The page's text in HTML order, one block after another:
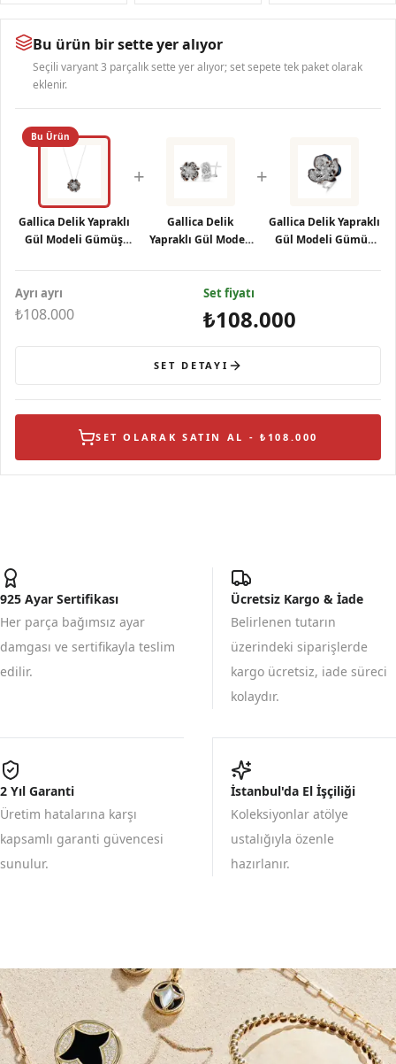
Bu ürün bir sette yer alıyor
Seçili varyant 3 parçalık sette yer alıyor; set sepete tek paket olarak
eklenir.
Bu Ürün
Gallica Delik Yapraklı
Gül Modeli Gümüş
+
Gallica Delik
Yapraklı Gül Modeli
+
Gallica Delik Yapraklı
Gül Modeli Gümüş
Ayrı ayrı
₺108.000
Set fiyatı
₺108.000
SET DETAYI
SET OLARAK SATIN AL - ₺108.000
925 Ayar Sertifikası
Her parça bağımsız ayar
damgası ve sertifikayla teslim
edilir.
Ücretsiz Kargo & İade
Belirlenen tutarın
üzerindeki siparişlerde
kargo ücretsiz, iade süreci
kolaydır.
2 Yıl Garanti
Üretim hatalarına karşı
kapsamlı garanti güvencesi
sunulur.
İstanbul'da El İşçiliği
Koleksiyonlar atölye
ustalığıyla özenle
hazırlanır.